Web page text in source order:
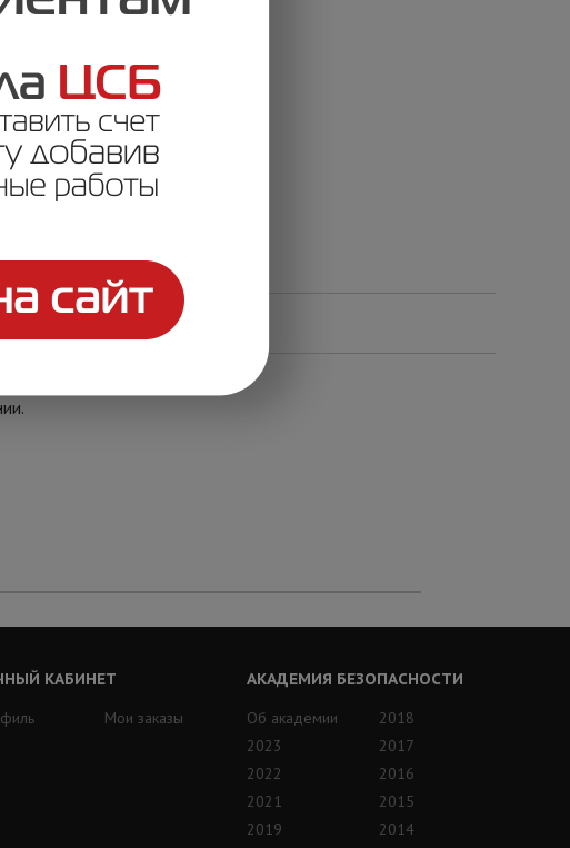
КАБИНЕТ
Мои заказы
АКАДЕМИЯ БЕЗОПАСНОСТИ
Об академии
2023
2022
2021
2019
2018
2017
2016
2015
2014